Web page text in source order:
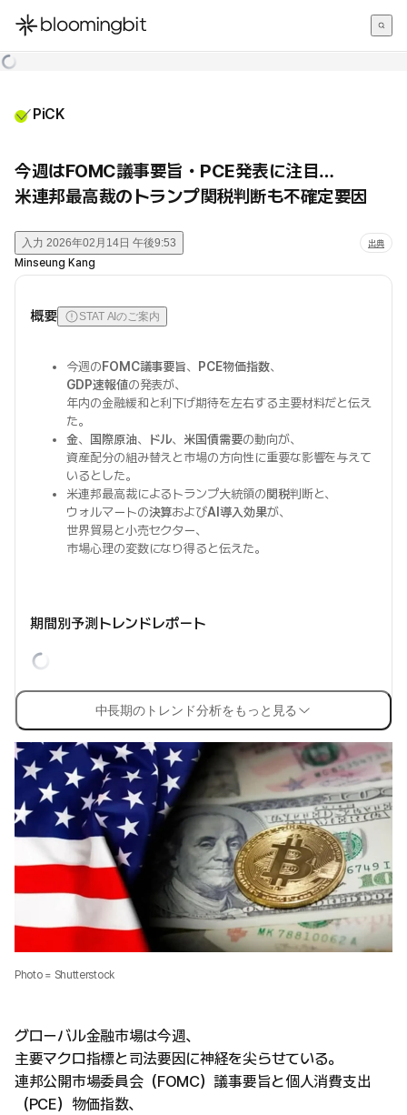
한국어
PiCK
今週はFOMC議事要旨・PCE発表に注目…
米連邦最高裁のトランプ関税判断も不確定要因
入力 2026年02月14日 午後9:53 出典
Minseung Kang
概要 STAT AIのご案内
今週のFOMC議事要旨、 PCE物価指数、
GDP速報値の発表が、
年内の金融緩和と利下げ期待を左右する主要材料だと伝え
た。
金、 国際原油、 ドル、 米国債需要の動向が、
資産配分の組み替えと市場の方向性に重要な影響を与えて
いるとした。
米連邦最高裁によるトランプ大統領の関税判断と、
ウォルマートの決算およびAI導入効果が、
世界貿易と小売セクター、
市場心理の変数になり得ると伝えた。
期間別予測トレンドレポート
中長期のトレンド分析をもっと見る
Photo = Shutterstock
グローバル金融市場は今週、
主要マクロ指標と司法要因に神経を尖らせている。
連邦公開市場委員会（FOMC）議事要旨と個人消費支出
（PCE）物価指数、